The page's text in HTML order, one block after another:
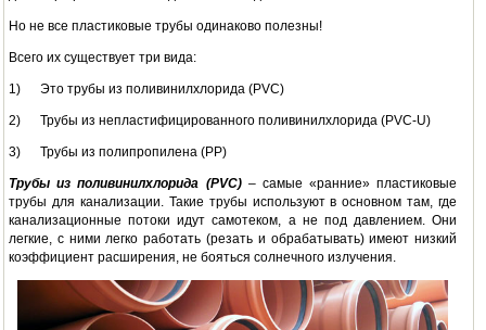
Но не все пластиковые трубы одинаково полезны!
Всего их существует три вида:
1) Это трубы из поливинилхлорида (PVC)
2) Трубы из непластифицированного поливинилхлорида (PVC-U)
3) Трубы из полипропилена (PP)
Трубы из поливинилхлорида (PVC)– самые «ранние» пластиковые
трубы для канализации. Такие трубы используют в основном там, где
канализационные потоки идут самотеком, а не под давлением. Они
легкие, с ними легко работать (резать и обрабатывать) имеют низкий
коэффициент расширения, не бояться солнечного излучения.